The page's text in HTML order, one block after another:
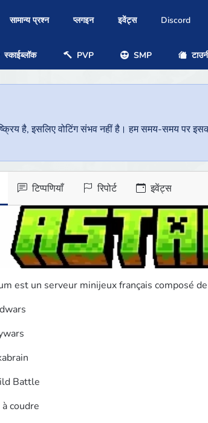
सामान्य प्रश्न प्लगइन इवेंट्स Discord
स्काईब्लॉक PVP SMP
है, इसलिए वोटिंग संभव नहीं है। हम समय-समय पर
टिप्पणियाँ रिपोर्ट इवेंट्स
est un serveur minijeux français composé
Battle
coudre